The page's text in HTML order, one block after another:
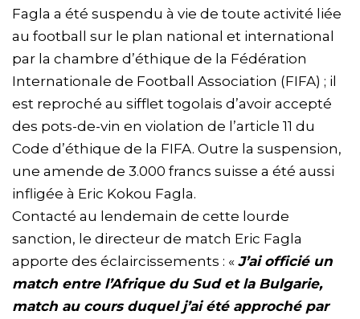
Fagla a été suspendu à vie de toute activité liée
au football sur le plan national et international
par la chambre d’éthique de la Fédération
Internationale de Football Association (FIFA) ; il
est reproché au sifflet togolais d’avoir accepté
des pots-de-vin en violation de l’article 11 du
Code d’éthique de la FIFA. Outre la suspension,
une amende de 3.000 francs suisse a été aussi
infligée à Eric Kokou Fagla.
Contacté au lendemain de cette lourde
sanction, le directeur de match Eric Fagla
apporte des éclaircissements : « J’ai officié un
match entre l’Afrique du Sud et la Bulgarie,
match au cours duquel j’ai été approché par